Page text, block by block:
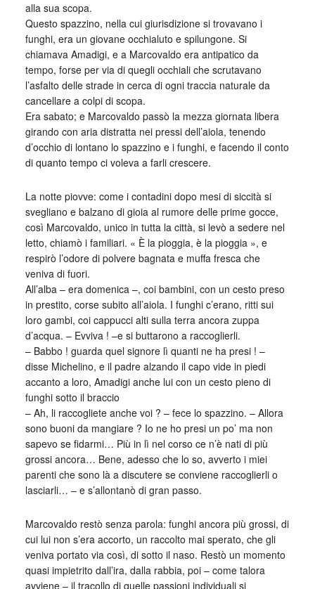
alla sua scopa.
Questo spazzino, nella cui giurisdizione si trovavano i
funghi, era un giovane occhialuto e spilungone. Si
chiamava Amadigi, e a Marcovaldo era antipatico da
tempo, forse per via di quegli occhiali che scrutavano
l’asfalto delle strade in cerca di ogni traccia naturale da
cancellare a colpi di scopa.
Era sabato; e Marcovaldo passò la mezza giornata libera
girando con aria distratta nei pressi dell’aiola, tenendo
d’occhio di lontano lo spazzino e i funghi, e facendo il conto
di quanto tempo ci voleva a farli crescere.
La notte piovve: come i contadini dopo mesi di siccità si
svegliano e balzano di gioia al rumore delle prime gocce,
così Marcovaldo, unico in tutta la città, si levò a sedere nel
letto, chiamò i familiari. « È la pioggia, è la pioggia », e
respirò l’odore di polvere bagnata e muffa fresca che
veniva di fuori.
All’alba – era domenica –, coi bambini, con un cesto preso
in prestito, corse subito all’aiola. I funghi c’erano, ritti sui
loro gambi, coi cappucci alti sulla terra ancora zuppa
d’acqua. – Evviva ! –e si buttarono a raccoglierli.
– Babbo ! guarda quel signore lì quanti ne ha presi ! –
disse Michelino, e il padre alzando il capo vide in piedi
accanto a loro, Amadigi anche lui con un cesto pieno di
funghi sotto il braccio
– Ah, li raccogliete anche voi ? – fece lo spazzino. – Allora
sono buoni da mangiare ? Io ne ho presi un po’ ma non
sapevo se fidarmi… Più in lì nel corso ce n’è nati di più
grossi ancora… Bene, adesso che lo so, avverto i miei
parenti che sono là a discutere se conviene raccoglierli o
lasciarli… – e s’allontanò di gran passo.
Marcovaldo restò senza parola: funghi ancora più grossi, di
cui lui non s’era accorto, un raccolto mai sperato, che gli
veniva portato via così, di sotto il naso. Restò un momento
quasi impietrito dall’ira, dalla rabbia, poi – come talora
avviene – il tracollo di quelle passioni individuali si